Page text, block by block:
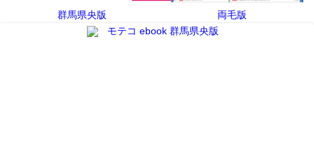
群馬県央版 両毛版